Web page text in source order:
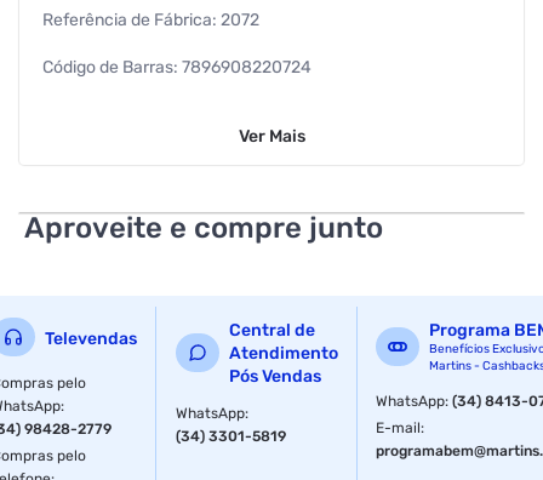
Referência de Fábrica: 2072
Código de Barras: 7896908220724
Peso Bruto: 62 g
Especificações
Capacidade 350 ml
Amarelo
Material Plástico
Ver Mais
Aproveite e compre junto
Televendas
pelo
:
98428-2779
pelo
Central de
Atendimento
Pós Vendas
WhatsApp:
(34) 3301-5819
Programa
Benefícios
Martins -
WhatsApp:(34) 8413-
E-mail: